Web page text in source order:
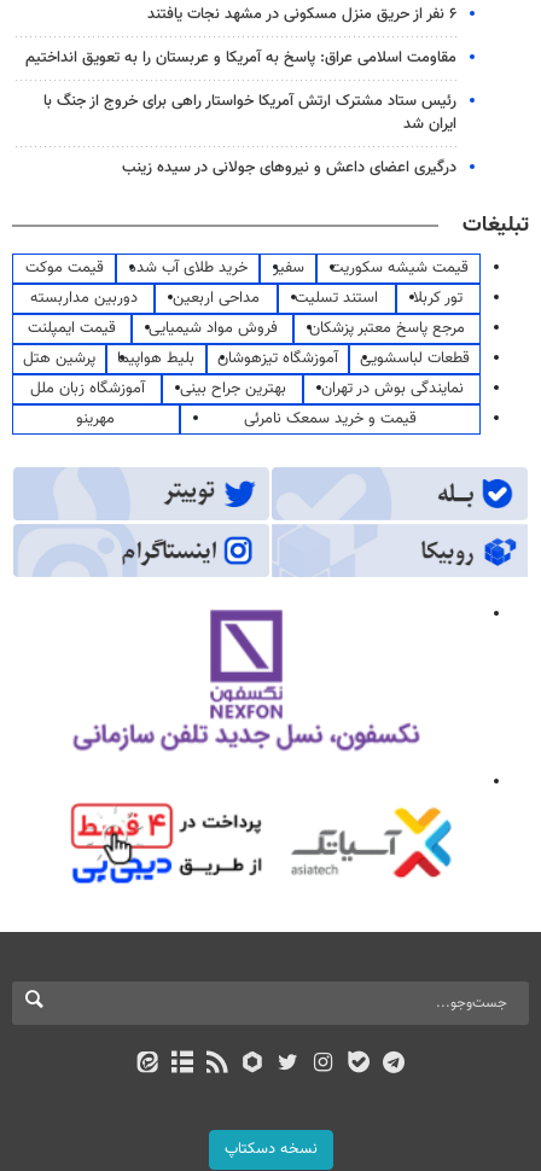
۶ نفر از حریق منزل مسکونی در مشهد نجات یافتند
مقاومت اسلامی عراق: پاسخ به آمریکا و عربستان را به تعویق انداختیم
رئیس ستاد مشترک ارتش آمریکا خواستار راهی برای خروج از جنگ با
ایران شد
درگیری اعضای داعش و نیروهای جولانی در سیده زینب
تبلیغات
قیمت شیشه سکوریت سفیر خرید طلای آب شده
قیمت موکت
تور کربلا
استند تسلیت مداحی اربعین
دوربین مداربسته
مرجع پاسخ معتبر پزشکان
فروش مواد شیمیایی
قیمت ایمپلنت
قطعات لباسشویی
آموزشگاه تیزهوشان بلیط هواپیما
پرشین هتل
نمایندگی بوش در تهران
بهترین جراح بینی
آموزشگاه زبان ملل
قیمت و خرید سمعک نامرئی
مهرینو
نسخه دسکتاپ